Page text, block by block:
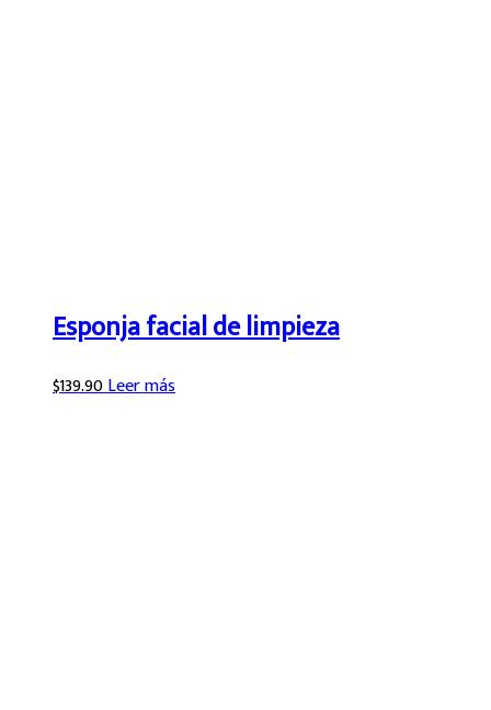
Esponja facial de limpieza
$139.90Leer más